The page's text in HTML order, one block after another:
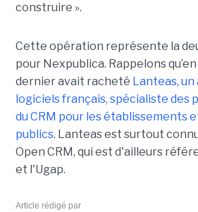
construire ».
Cette opération représente la
pour Nexpublica. Rappelons
dernier avait racheté Lanteas,
logiciels français, spécialiste des
du CRM pour les établissements
publics. Lanteas est surtout
Open CRM, qui est d'ailleurs
et l'Ugap.
Article rédigé par